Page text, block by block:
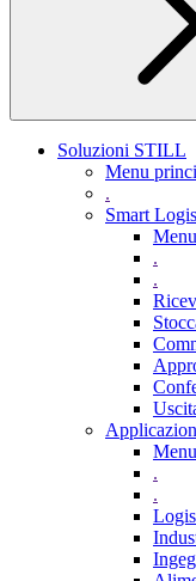
Soluzioni STILL
Menu
.
Smart
.
.
.
.